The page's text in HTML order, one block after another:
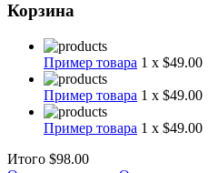
Корзина
Пример товара 1 x $49.00
Пример товара 1 x $49.00
Пример товара 1 x $49.00
Итого $98.00